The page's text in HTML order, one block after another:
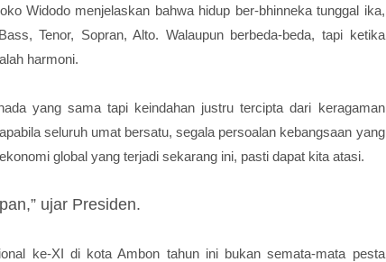
Widodo menjelaskan bahwa hidup ber-bhinneka tunggal ika,
Tenor, Sopran, Alto. Walaupun berbeda-beda, tapi ketika
harmoni.
yang sama tapi keindahan justru tercipta dari keragaman
seluruh umat bersatu, segala persoalan kebangsaan yang
global yang terjadi sekarang ini, pasti dapat kita atasi.
ujar Presiden.
ke-XI di kota Ambon tahun ini bukan semata-mata pesta